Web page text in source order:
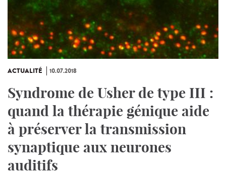
ACTUALITÉ 10.07.2018
Syndrome de Usher de type III :
quand la thérapie génique aide
à préserver la transmission
synaptique aux neurones
auditifs